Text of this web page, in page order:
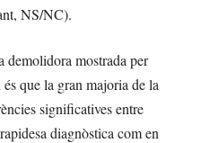
NS/NC).
demolidora mostrada per
que la gran majoria de la
significatives entre
diagnòstica com en